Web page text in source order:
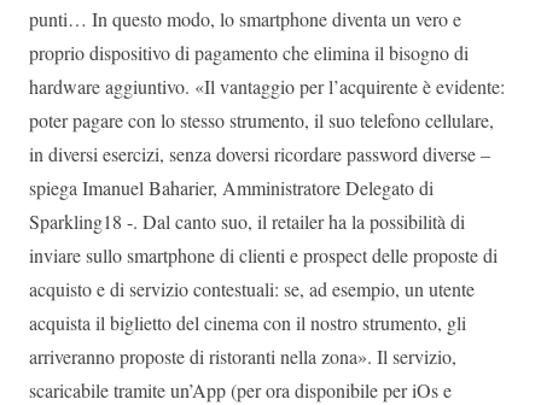
punti… In questo modo, lo smartphone diventa un vero e
proprio dispositivo di pagamento che elimina il bisogno di
hardware aggiuntivo. «Il vantaggio per l’acquirente è evidente:
poter pagare con lo stesso strumento, il suo telefono cellulare,
in diversi esercizi, senza doversi ricordare password diverse –
spiega Imanuel Baharier, Amministratore Delegato di
Sparkling18 -. Dal canto suo, il retailer ha la possibilità di
inviare sullo smartphone di clienti e prospect delle proposte di
acquisto e di servizio contestuali: se, ad esempio, un utente
acquista il biglietto del cinema con il nostro strumento, gli
arriveranno proposte di ristoranti nella zona». Il servizio,
scaricabile tramite un’App (per ora disponibile per iOs e